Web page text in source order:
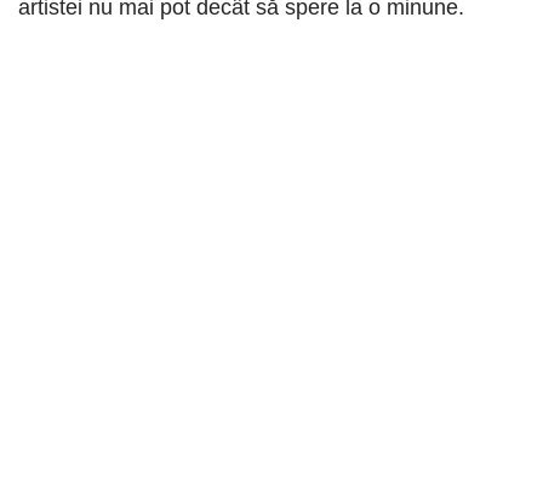
artistei nu mai pot decât să spere la o minune.